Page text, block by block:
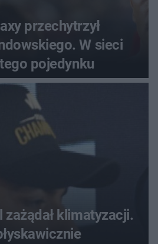
przechytrzył
W sieci
pojedynku
zażądał klimatyzacji.